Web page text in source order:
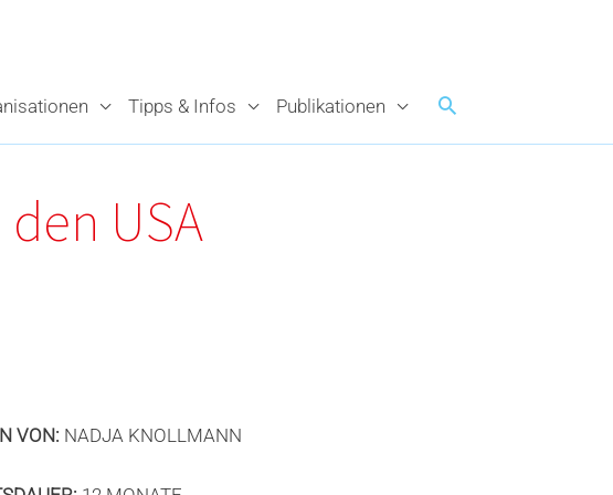
Tipps & Infos Publikationen
USA
VON: NADJA KNOLLMANN